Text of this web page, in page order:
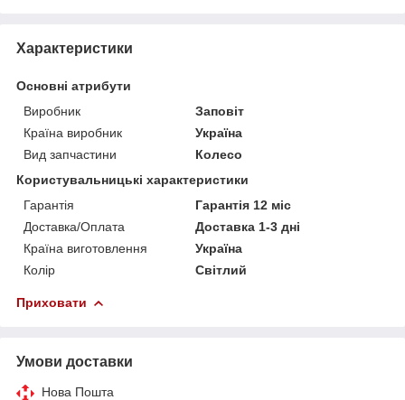
Характеристики
Основні атрибути
Виробник
Заповіт
Країна виробник
Україна
Вид запчастини
Колесо
Користувальницькі характеристики
Гарантія
Гарантія 12 міс
Доставка/Оплата
Доставка 1-3 дні
Країна виготовлення
Україна
Колір
Світлий
Приховати
Умови доставки
Нова Пошта